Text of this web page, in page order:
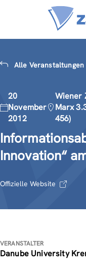
Alle Veranstaltungen
20
November
2012
Wiener
Marx
456)
Innovation“
Offizielle Website
VERANSTALTER
Danube University